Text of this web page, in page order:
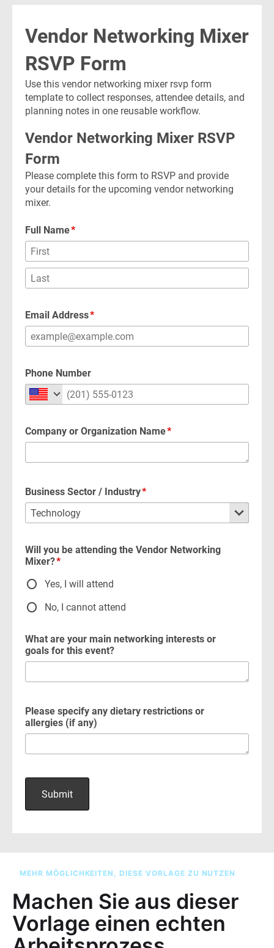
MEHR MÖGLICHKEITEN, DIESE VORLAGE ZU NUTZEN
Machen Sie aus dieser
Vorlage einen echten